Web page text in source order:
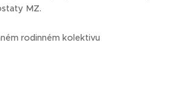
MZ.
rodinném kolektivu